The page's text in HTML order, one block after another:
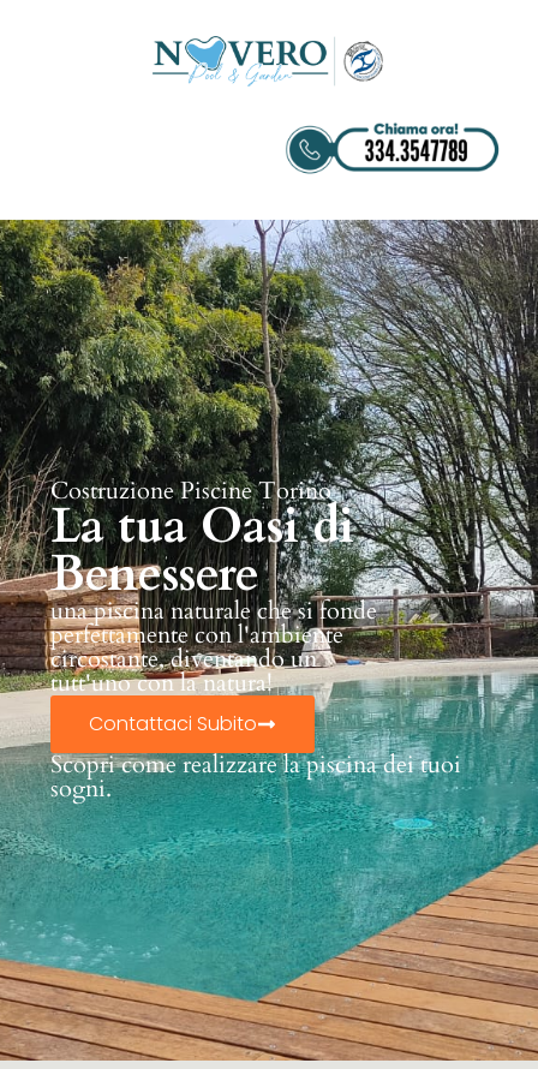
Costruzione Piscine Torino
La tua Oasi di
Benessere
una piscina naturale che si fonde
perfettamente con l'ambiente
circostante, diventando un
tutt'uno con la natura!
Contattaci Subito
Scopri come realizzare la piscina dei tuoi
sogni.